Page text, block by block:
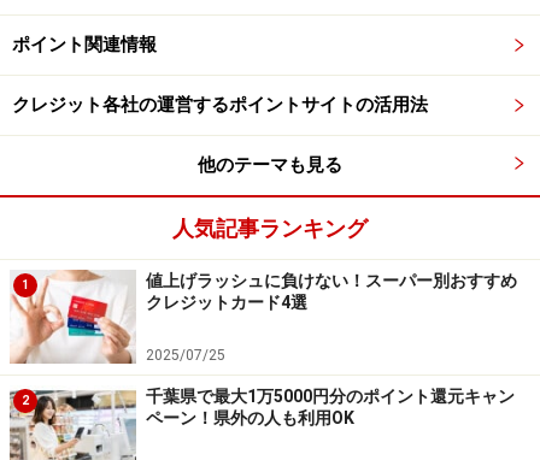
※記事内容は執筆時点のものです。最新の内容をご確認くださ
い。
本記事の内容は一般的な情報提供を目的としており、特定の金融
商品や投資行動を推奨するものではありません。
投資や資産運用に関する最終的なご判断はご自身の責任において
行ってください。
掲載情報の正確性・完全性については十分に配慮しております
が、その内容を保証するものではなく、これに基づく損失・損害
の公式情報をご確認ください。
【編集部からのお知らせ】
・「家計」について、アンケート（2026/8/31まで）
中です！
※抽選で20名にAmazonギフト券1000円分プレゼント
※謝礼付きの限定アンケートやモニター企画に参加が可能に
なります
ポイント関連情報
クレジット各社の運営するポイントサイトの活用法
他のテーマも見る
人気記事ランキング
1
値上げラッシュに負けない！スーパー別おすすめ
クレジットカード4選
2025/07/25
2
千葉県で最大1万5000円分のポイント還元キャン
ペーン！県外の人も利用OK